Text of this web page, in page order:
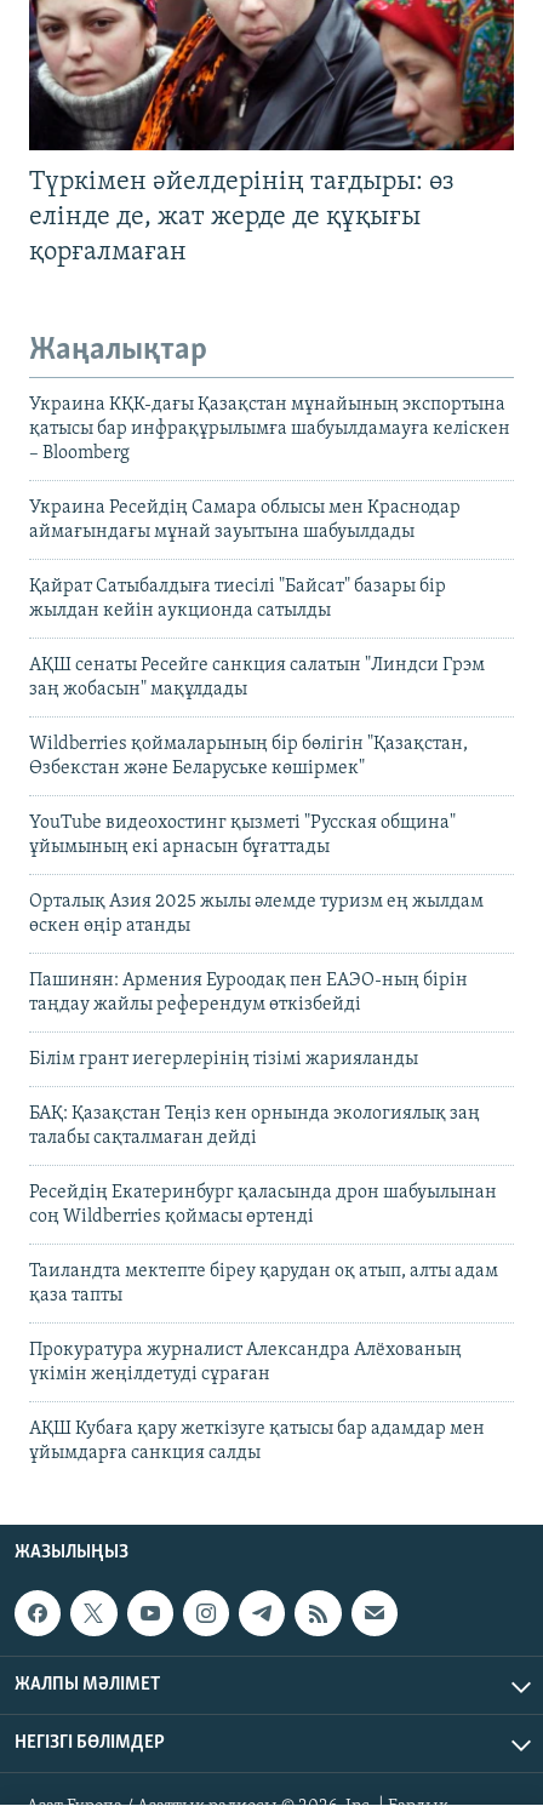
Түркімен әйелдерінің тағдыры: өз
елінде де, жат жерде де құқығы
қорғалмаған
Жаңалықтар
Украина КҚК-дағы Қазақстан мұнайының экспортына
қатысы бар инфрақұрылымға шабуылдамауға келіскен
– Bloomberg
Украина Ресейдің Самара облысы мен Краснодар
аймағындағы мұнай зауытына шабуылдады
Қайрат Сатыбалдыға тиесілі "Байсат" базары бір
жылдан кейін аукционда сатылды
АҚШ сенаты Ресейге санкция салатын "Линдси Грэм
заң жобасын" мақұлдады
Wildberries қоймаларының бір бөлігін "Қазақстан,
Өзбекстан және Беларуське көшірмек"
YouTube видеохостинг қызметі "Русская община"
ұйымының екі арнасын бұғаттады
Орталық Азия 2025 жылы әлемде туризм ең жылдам
өскен өңір атанды
Пашинян: Армения Еуроодақ пен ЕАЭО-ның бірін
таңдау жайлы референдум өткізбейді
Білім грант иегерлерінің тізімі жарияланды
БАҚ: Қазақстан Теңіз кен орнында экологиялық заң
талабы сақталмаған дейді
Ресейдің Екатеринбург қаласында дрон шабуылынан
соң Wildberries қоймасы өртенді
Таиландта мектепте біреу қарудан оқ атып, алты адам
қаза тапты
Прокуратура журналист Александра Алёхованың
үкімін жеңілдетуді сұраған
АҚШ Кубаға қару жеткізуге қатысы бар адамдар мен
ұйымдарға санкция салды
ЖАЗЫЛЫҢЫЗ
ЖАЛПЫ МӘЛІМЕТ
НЕГІЗГІ БӨЛІМДЕР
Азат Еуропа / Азаттық радиосы © 2026, Inc. | Барлық